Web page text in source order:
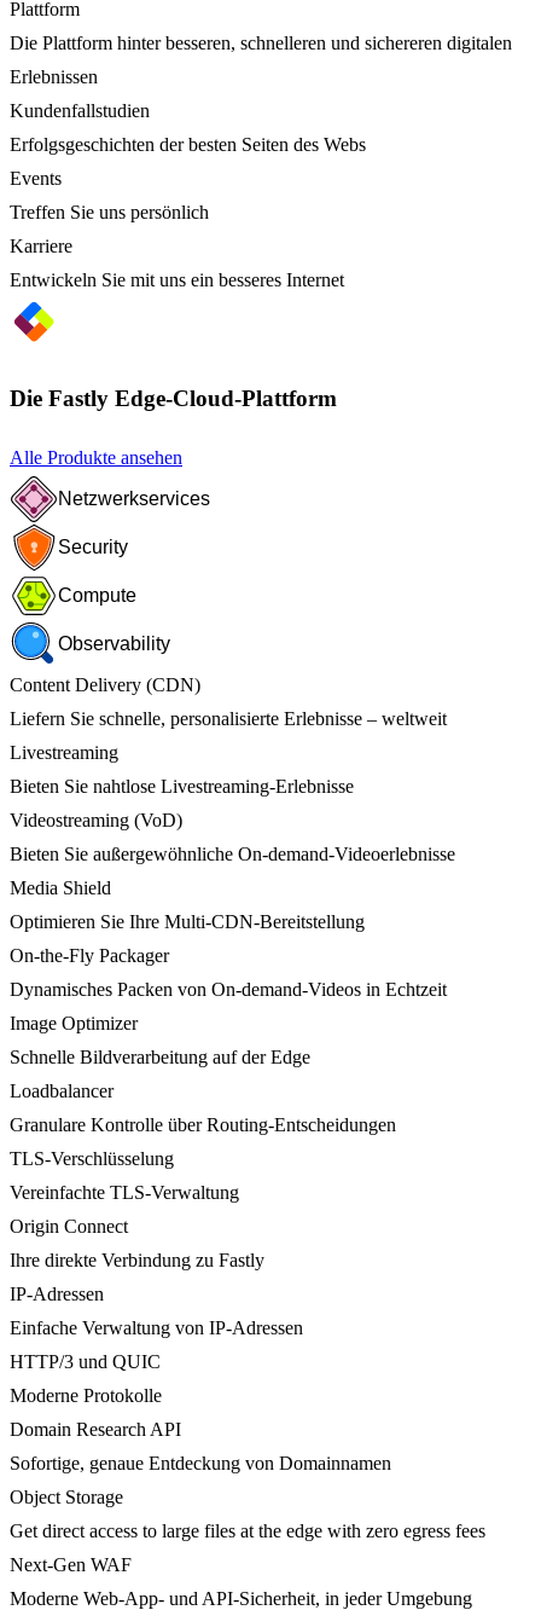
Plattform
Die Plattform hinter besseren, schnelleren und sichereren digitalen
Erlebnissen
Kundenfallstudien
Erfolgsgeschichten der besten Seiten des Webs
Events
Treffen Sie uns persönlich
Karriere
Entwickeln Sie mit uns ein besseres Internet
Die Fastly Edge-Cloud-Plattform
Alle Produkte ansehen
Netzwerkservices
Security
Compute
Observability
Content Delivery (CDN)
Liefern Sie schnelle, personalisierte Erlebnisse – weltweit
Livestreaming
Bieten Sie nahtlose Livestreaming-Erlebnisse
Videostreaming (VoD)
Bieten Sie außergewöhnliche On-demand-Videoerlebnisse
Media Shield
Optimieren Sie Ihre Multi-CDN-Bereitstellung
On-the-Fly Packager
Dynamisches Packen von On-demand-Videos in Echtzeit
Image Optimizer
Schnelle Bildverarbeitung auf der Edge
Loadbalancer
Granulare Kontrolle über Routing-Entscheidungen
TLS-Verschlüsselung
Vereinfachte TLS-Verwaltung
Origin Connect
Ihre direkte Verbindung zu Fastly
IP-Adressen
Einfache Verwaltung von IP-Adressen
HTTP/3 und QUIC
Moderne Protokolle
Domain Research API
Sofortige, genaue Entdeckung von Domainnamen
Object Storage
Get direct access to large files at the edge with zero egress fees
Next-Gen WAF
Moderne Web-App- und API-Sicherheit, in jeder Umgebung